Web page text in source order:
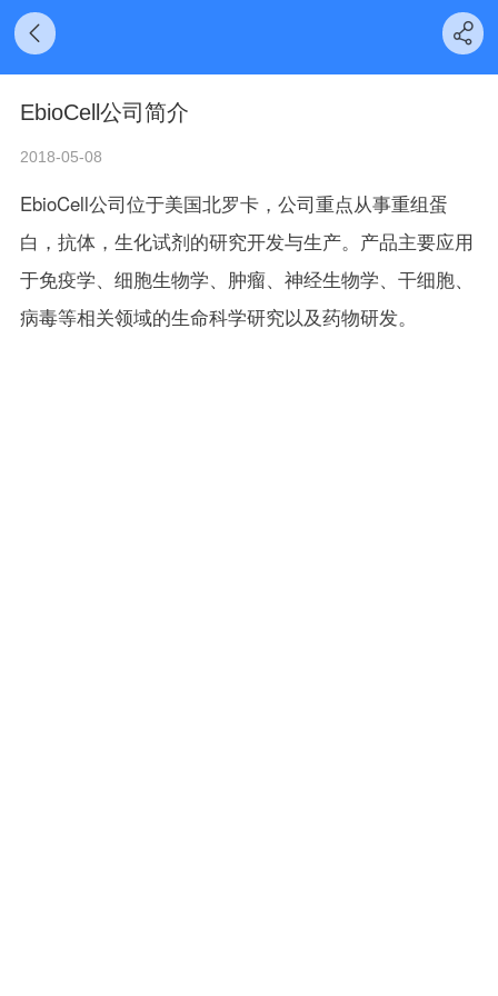
EbioCell公司简介
2018-05-08
EbioCell公司位于美国北罗卡，公司重点从事重组蛋
白，抗体，生化试剂的研究开发与生产。产品主要应用
于免疫学、细胞生物学、肿瘤、神经生物学、干细胞、
病毒等相关领域的生命科学研究以及药物研发。